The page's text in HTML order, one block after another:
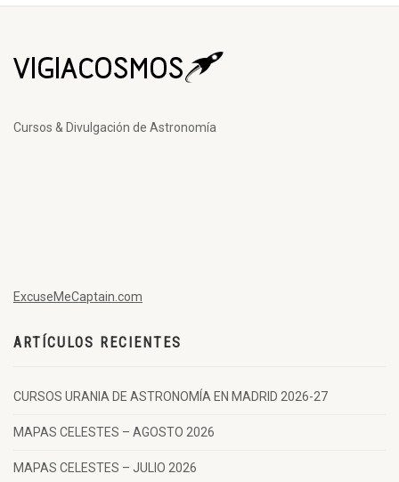
Cursos & Divulgación de Astronomía
ExcuseMeCaptain.com
ARTÍCULOS RECIENTES
CURSOS URANIA DE ASTRONOMÍA EN MADRID 2026-27
MAPAS CELESTES – AGOSTO 2026
MAPAS CELESTES – JULIO 2026